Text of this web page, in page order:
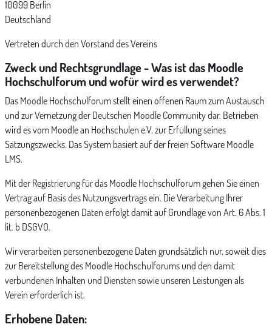
10099 Berlin
Deutschland
Vertreten durch den Vorstand des Vereins
Zweck und Rechtsgrundlage - Was ist das Moodle
Hochschulforum und wofür wird es verwendet?
Das Moodle Hochschulforum stellt einen offenen Raum zum Austausch
und zur Vernetzung der Deutschen Moodle Community dar. Betrieben
wird es vom Moodle an Hochschulen e.V. zur Erfüllung seines
Satzungszwecks. Das System basiert auf der freien Software Moodle
LMS.
Mit der Registrierung für das Moodle Hochschulforum gehen Sie einen
Vertrag auf Basis des Nutzungsvertrags ein. Die Verarbeitung Ihrer
personenbezogenen Daten erfolgt damit auf Grundlage von Art. 6 Abs. 1
lit. b DSGVO.
Wir verarbeiten personenbezogene Daten grundsätzlich nur, soweit dies
zur Bereitstellung des Moodle Hochschulforums und den damit
verbundenen Inhalten und Diensten sowie unseren Leistungen als
Verein erforderlich ist.
Erhobene Daten: